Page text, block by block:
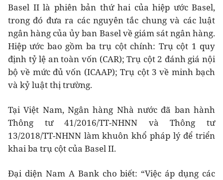
Basel II là phiên bản thứ hai của hiệp ước Basel,
trong đó đưa ra các nguyên tắc chung và các luật
ngân hàng của ủy ban Basel về giám sát ngân hàng.
Hiệp ước bao gồm ba trụ cột chính: Trụ cột 1 quy
định tỷ lệ an toàn vốn (CAR); Trụ cột 2 đánh giá nội
bộ về mức đủ vốn (ICAAP); Trụ cột 3 về minh bạch
và kỷ luật thị trường.
Tại Việt Nam, Ngân hàng Nhà nước đã ban hành
Thông tư 41/2016/TT-NHNN và Thông tư
13/2018/TT-NHNN làm khuôn khổ pháp lý để triển
khai ba trụ cột của Basel II.
Đại diện Nam A Bank cho biết: “Việc áp dụng các